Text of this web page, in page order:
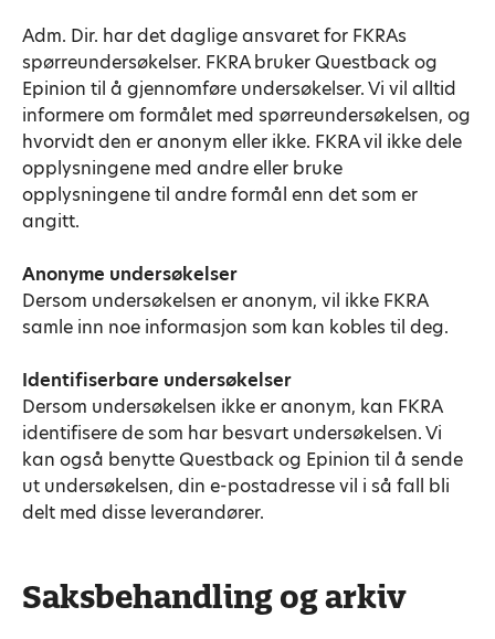
Adm. Dir. har det daglige ansvaret for FKRAs
spørreundersøkelser. FKRA bruker Questback og
Epinion til å gjennomføre undersøkelser. Vi vil alltid
informere om formålet med spørreundersøkelsen, og
hvorvidt den er anonym eller ikke. FKRA vil ikke dele
opplysningene med andre eller bruke
opplysningene til andre formål enn det som er
angitt.
Anonyme undersøkelser
Dersom undersøkelsen er anonym, vil ikke FKRA
samle inn noe informasjon som kan kobles til deg.
Identifiserbare undersøkelser
Dersom undersøkelsen ikke er anonym, kan FKRA
identifisere de som har besvart undersøkelsen. Vi
kan også benytte Questback og Epinion til å sende
ut undersøkelsen, din e-postadresse vil i så fall bli
delt med disse leverandører.
Saksbehandling og arkiv